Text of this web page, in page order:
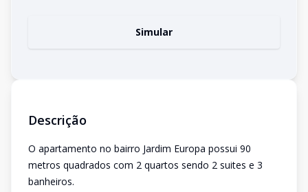
Simular
Descrição
O apartamento no bairro Jardim Europa possui 90
metros quadrados com 2 quartos sendo 2 suites e 3
banheiros.